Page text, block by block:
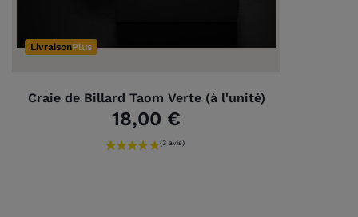
LivraisonPlus
Craie de Billard Taom Verte (à l'unité)
18,00 €